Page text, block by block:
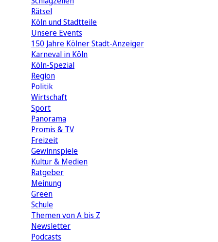
Rätsel
Köln und Stadtteile
Unsere Events
150 Jahre Kölner Stadt-Anzeiger
Karneval in Köln
Köln-Spezial
Region
Politik
Wirtschaft
Sport
Panorama
Promis & TV
Freizeit
Gewinnspiele
Kultur & Medien
Ratgeber
Meinung
Green
Schule
Themen von A bis Z
Newsletter
Podcasts